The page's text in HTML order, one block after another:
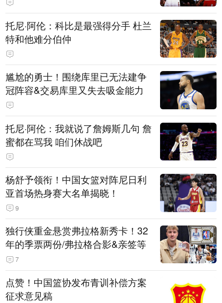
托尼·阿伦：科比是最强得分手 杜兰
特和他难分伯仲
尴尬的勇士！围绕库里已无法建争
冠阵容&交易库里又失去吸金能力
托尼·阿伦：我就说了詹姆斯几句 詹
蜜都在骂我 咱们休战吧
杨舒予领衔！中国女篮对阵尼日利
亚首场热身赛大名单揭晓！
9
独行侠重金悬赏弗拉格新秀卡！32
年的季票两份/弗拉格合影&亲签等
7
点赞！中国篮协发布青训补偿方案
征求意见稿